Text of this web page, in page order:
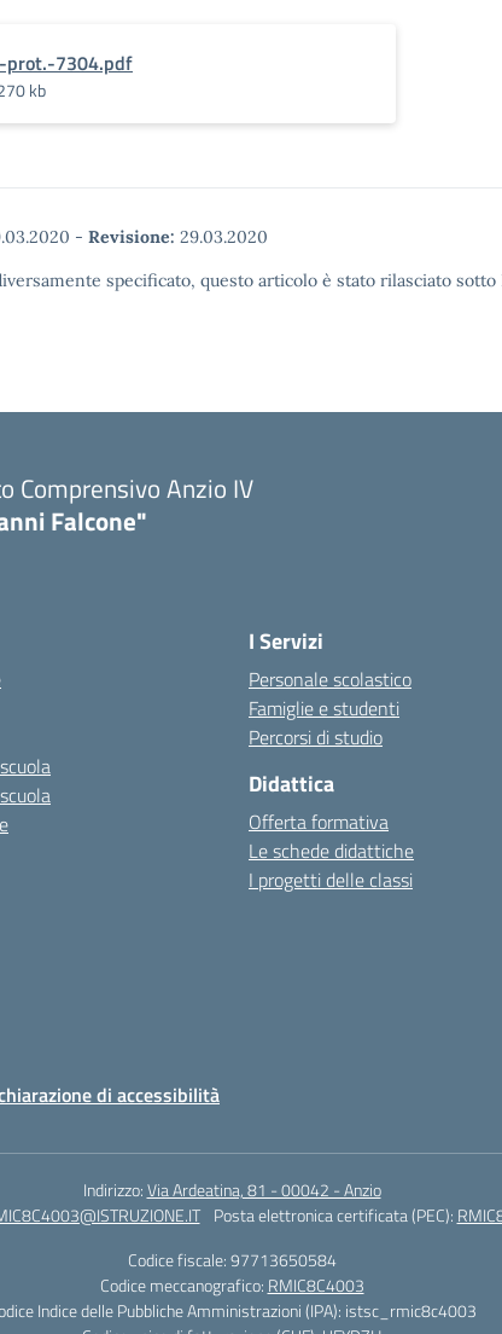
prot.-7304.pdf
kb
- Revisione: 29.03.2020
specificato, questo articolo è stato rilasciato
Comprensivo Anzio IV
Falcone"
I Servizi
Personale scolastico
Famiglie e studenti
Percorsi di studio
Didattica
Offerta formativa
Le schede didattiche
I progetti delle classi
di accessibilità
Indirizzo:Via Ardeatina, 81 - 00042 - Anzio
Posta elettronica certificata (PEC):
Codice fiscale: 97713650584
Codice meccanografico: RMIC8C4003
Indice delle Pubbliche Amministrazioni (IPA): istsc_rmic8c4003